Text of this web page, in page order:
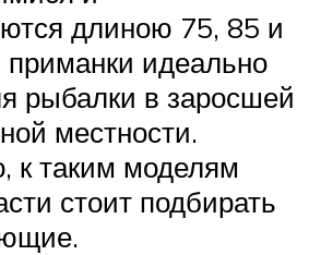
длиною 75, 85 и
идеально
рыбалки в заросшей
местности.
к таким моделям
стоит подбирать